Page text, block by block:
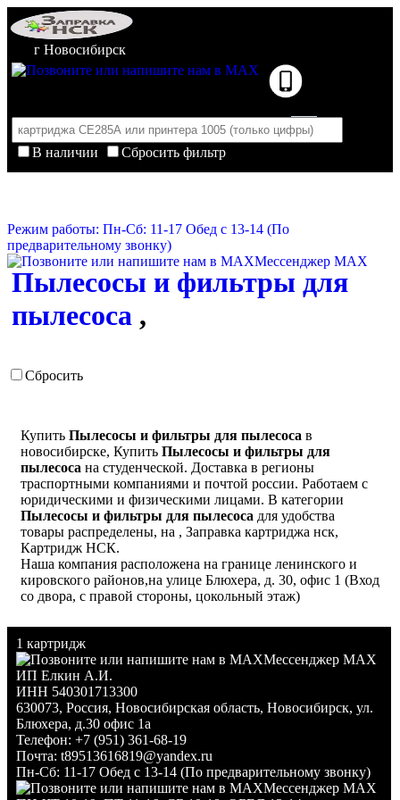
г Новосибирск
В наличии
Сбросить фильтр
Корзина пуста
Режим работы: Пн-Сб: 11-17 Обед с 13-14 (По
предварительному звонку)
Мессенджер MAX
Пылесосы и фильтры для
пылесоса ,
Сбросить
Купить Пылесосы и фильтры для пылесоса в
новосибирске, Купить Пылесосы и фильтры для
пылесоса на студенческой. Доставка в регионы
траспортными компаниями и почтой россии. Работаем с
юридическими и физическими лицами. В категории
Пылесосы и фильтры для пылесоса для удобства
товары распределены, на , Заправка картриджа нск,
Картридж НСК.
Наша компания расположена на границе ленинского и
кировского районов,на улице Блюхера, д. 30, офис 1 (Вход
со двора, с правой стороны, цокольный этаж)
1 картридж
Мессенджер MAX
ИП Елкин А.И.
ИНН 540301713300
630073, Россия, Новосибирская область, Новосибирск, ул.
Блюхера, д.30 офис 1а
Телефон: +7 (951) 361-68-19
Почта: t89513616819@yandex.ru
Пн-Сб: 11-17 Обед с 13-14 (По предварительному звонку)
Мессенджер MAX